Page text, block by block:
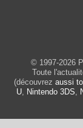
© 1997-2026
Toute
(découvrez aussi
U, Nintendo 3DS,